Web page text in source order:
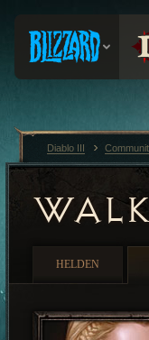
HELDEN
Diablo III